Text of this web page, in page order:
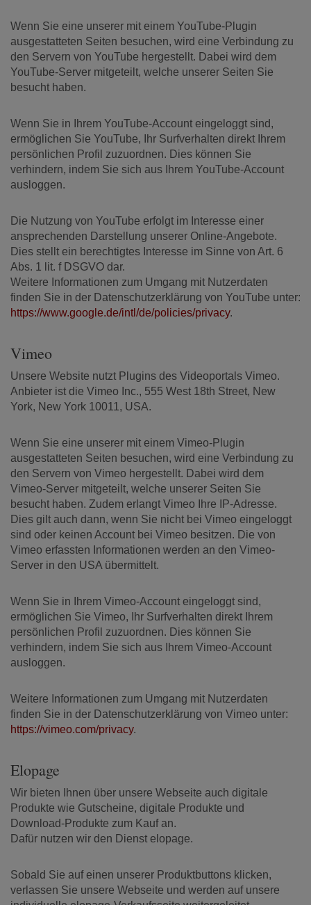
Wenn Sie eine unserer mit einem YouTube-Plugin
ausgestatteten Seiten besuchen, wird eine Verbindung zu
den Servern von YouTube hergestellt. Dabei wird dem
YouTube-Server mitgeteilt, welche unserer Seiten Sie
besucht haben.
Wenn Sie in Ihrem YouTube-Account eingeloggt sind,
ermöglichen Sie YouTube, Ihr Surfverhalten direkt Ihrem
persönlichen Profil zuzuordnen. Dies können Sie
verhindern, indem Sie sich aus Ihrem YouTube-Account
ausloggen.
Die Nutzung von YouTube erfolgt im Interesse einer
ansprechenden Darstellung unserer Online-Angebote.
Dies stellt ein berechtigtes Interesse im Sinne von Art. 6
Abs. 1 lit. f DSGVO dar.
Weitere Informationen zum Umgang mit Nutzerdaten
finden Sie in der Datenschutzerklärung von YouTube unter:
https://www.google.de/intl/de/policies/privacy.
Vimeo
Unsere Website nutzt Plugins des Videoportals Vimeo.
Anbieter ist die Vimeo Inc., 555 West 18th Street, New
York, New York 10011, USA.
Wenn Sie eine unserer mit einem Vimeo-Plugin
ausgestatteten Seiten besuchen, wird eine Verbindung zu
den Servern von Vimeo hergestellt. Dabei wird dem
Vimeo-Server mitgeteilt, welche unserer Seiten Sie
besucht haben. Zudem erlangt Vimeo Ihre IP-Adresse.
Dies gilt auch dann, wenn Sie nicht bei Vimeo eingeloggt
sind oder keinen Account bei Vimeo besitzen. Die von
Vimeo erfassten Informationen werden an den Vimeo-
Server in den USA übermittelt.
Wenn Sie in Ihrem Vimeo-Account eingeloggt sind,
ermöglichen Sie Vimeo, Ihr Surfverhalten direkt Ihrem
persönlichen Profil zuzuordnen. Dies können Sie
verhindern, indem Sie sich aus Ihrem Vimeo-Account
ausloggen.
Weitere Informationen zum Umgang mit Nutzerdaten
finden Sie in der Datenschutzerklärung von Vimeo unter:
https://vimeo.com/privacy.
Elopage
Wir bieten Ihnen über unsere Webseite auch digitale
Produkte wie Gutscheine, digitale Produkte und
Download-Produkte zum Kauf an.
Dafür nutzen wir den Dienst elopage.
Sobald Sie auf einen unserer Produktbuttons klicken,
verlassen Sie unsere Webseite und werden auf unsere